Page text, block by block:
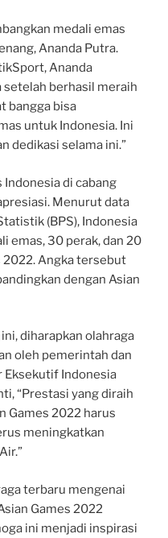
medali emas
Ananda Putra.
Ananda
setelah berhasil meraih
bangga bisa
untuk Indonesia. Ini
dedikasi selama ini.”
Indonesia di cabang
Menurut data
(BPS), Indonesia
emas, 30 perak, dan 20
2022. Angka tersebut
dengan Asian
diharapkan olahraga
oleh pemerintah dan
Eksekutif Indonesia
“Prestasi yang diraih
Games 2022 harus
meningkatkan
terbaru mengenai
Games 2022
ini menjadi inspirasi